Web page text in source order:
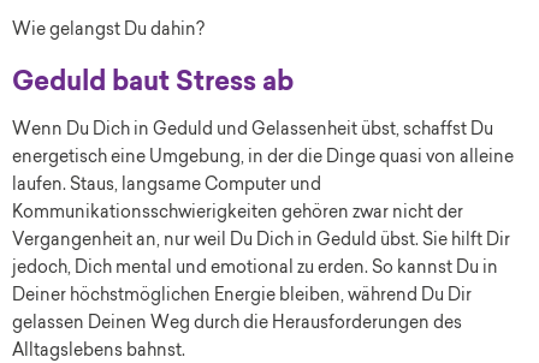
Wie gelangst Du dahin?
Geduld baut Stress ab
Wenn Du Dich in Geduld und Gelassenheit übst, schaffst Du
energetisch eine Umgebung, in der die Dinge quasi von alleine
laufen. Staus, langsame Computer und
Kommunikationsschwierigkeiten gehören zwar nicht der
Vergangenheit an, nur weil Du Dich in Geduld übst. Sie hilft Dir
jedoch, Dich mental und emotional zu erden. So kannst Du in
Deiner höchstmöglichen Energie bleiben, während Du Dir
gelassen Deinen Weg durch die Herausforderungen des
Alltagslebens bahnst.